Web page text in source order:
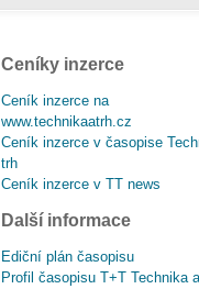
Ceníky inzerce
Ceník inzerce na
www.technikaatrh.cz
Ceník inzerce v časopise
trh
Ceník inzerce v TT news
Další informace
Ediční plán časopisu
Profil časopisu T+T Technika